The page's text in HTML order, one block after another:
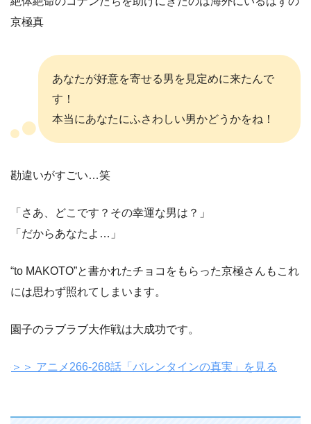
京極真
あなたが好意を寄せる男を見定めに来たんで
す！
本当にあなたにふさわしい男かどうかをね！
勘違いがすごい…笑
「さあ、どこです？その幸運な男は？」
「だからあなたよ…」
“to MAKOTO”と書かれたチョコをもらった京極さんもこれ
には思わず照れてしまいます。
園子のラブラブ大作戦は大成功です。
＞＞ アニメ266-268話「バレンタインの真実」を見る